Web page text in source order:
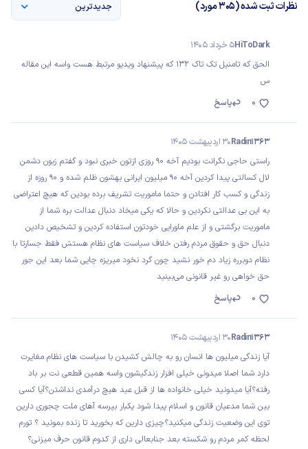
نظرات ثبت شده (305 مورد) جدیدترین
HiToDark5 خرداد 1405
الحق که تامنیل تک تاک 132 که پیشنهاد ویدیو مرتبط هست واسه این مقاله
س
پاسخ
0
Radin136330 اردیبهشت 1405
راستی حاجی نگرانت بودیم آخه ۹۰ روزی ازتون خبری نبود و گفتم زبون دشمن
لال کسالتی پیدا کردین آخه ۹۰ میلیون ایرانی بهشون ظلم شده و ۹۰ روزه از
زندگی و کسب کار افتادن و حتما ماموریت تشریف برده بودین که هیچ اعتراضی
به این بی عدالتی نکردین و حالا که یکی میخاد دنبال عدالت بره شما از
ماموریت برگشتی و از علم ماورایی خودتون استفاده کردین و تشخیص دادین
دنبال حق و حقوق مردم رفتن خلاف سیاست های نظام هستش فقط جسارتا با
نظام دوبرره زیاد دم خور نشید چون گرد نخود میریزه چایی شما بعد این جور
حق خواهی رو غیر قانونی می‌بینید
پاسخ
0
Radin136330 اردیبهشت 1405
آیا زندگی میلیون ها انسان رو به چالش کشیدن با سیاست های نظام مغایرت
دارد شما اصلا میدونی خیلی افزار زندگیشون واسه همین قطعی نت بر باد
رفته؟آیا میدونید خیلی خانواده ها از قبل عید هیچ درآمدی نداشتن؟آیا کسی
بین شما مدعیان قانون و اسلام پیدا شود یکبار بپرسه آهای ملت چجوری دارین
توی این وضعیت زندگی میکنید؟چیزی دارین که بخورید تا زنده بمونید ؟ تورم
لحظه کمر مردم رو شکسته بعد جنابعالی داری از کدوم قانون حرف میزنی؟